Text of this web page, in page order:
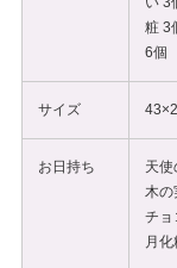
粧 3
6個
サイズ
お日持ち
天使
木の
チョ
月